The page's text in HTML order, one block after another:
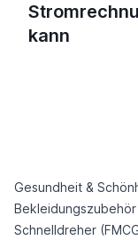
kann
Gesundheit &
Bekleidungszubehör
Schnelldreher